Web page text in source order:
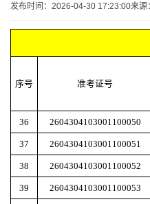
发布时间：2026-04-30 17:23:00来源
序号 准考证号
36 2604304103001100050
37 2604304103001100051
38 2604304103001100052
39 2604304103001100053